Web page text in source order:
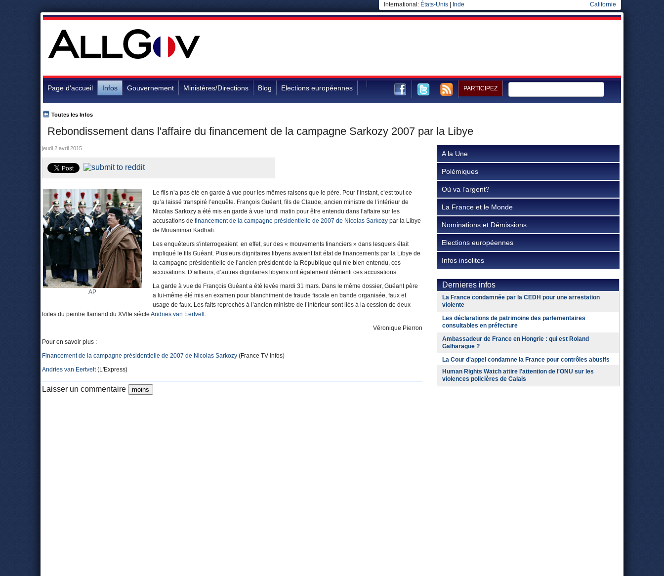
International: États-Unis Inde Californie
Page d'accueil Infos Gouvernement Ministères/Directions Blog Elections européennes PARTICIPEZ
Rebondissement dans l'affaire du financement de la campagne Sarkozy 2007 par la Libye
Toutes les Infos
jeudi 2 avril 2015
AP
Le fils n’a pas été en garde à vue pour les mêmes raisons que le père. Pour l’instant, c’est tout ce
qu’a laissé transpiré l’enquête. François Guéant, fils de Claude, ancien ministre de l’intérieur de
Nicolas Sarkozy a été mis en garde à vue lundi matin pour être entendu dans l’affaire sur les
accusations de financement de la campagne présidentielle de 2007 de Nicolas Sarkozy par la Libye
de Mouammar Kadhafi.
Les enquêteurs s'interrogeaient en effet, sur des « mouvements financiers » dans lesquels était
impliqué le fils Guéant. Plusieurs dignitaires libyens avaient fait état de financements par la Libye de
la campagne présidentielle de l’ancien président de la République qui nie bien entendu, ces
accusations. D’ailleurs, d’autres dignitaires libyens ont également démenti ces accusations.
La garde à vue de François Guéant a été levée mardi 31 mars. Dans le même dossier, Guéant père
a lui-même été mis en examen pour blanchiment de fraude fiscale en bande organisée, faux et
usage de faux. Les faits reprochés à l’ancien ministre de l’intérieur sont liés à la cession de deux
toiles du peintre flamand du XVIIe siècle Andries van Eertvelt.
Véronique Pierron
Pour en savoir plus :
Financement de la campagne présidentielle de 2007 de Nicolas Sarkozy (France TV Infos)
Andries van Eertvelt(L'Express)
Laisser un commentaire
A la Une
Polémiques
Où va l’argent?
La France et le Monde
Nominations et Démissions
Elections européennes
Infos insolites
Dernieres infos
La France condamnée par la CEDH pour une arrestation
violente
Les déclarations de patrimoine des parlementaires
consultables en préfecture
Ambassadeur de France en Hongrie : qui est Roland
Galharague ?
La Cour d'appel condamne la France pour contrôles abusifs
Human Rights Watch attire l'attention de l'ONU sur les
violences policières de Calais